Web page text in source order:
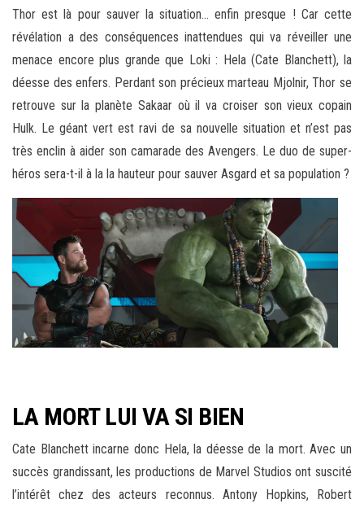
Thor est là pour sauver la situation… enfin presque ! Car cette
révélation a des conséquences inattendues qui va réveiller une
menace encore plus grande que Loki : Hela (Cate Blanchett), la
déesse des enfers. Perdant son précieux marteau Mjolnir, Thor se
retrouve sur la planète Sakaar où il va croiser son vieux copain
Hulk. Le géant vert est ravi de sa nouvelle situation et n’est pas
très enclin à aider son camarade des Avengers. Le duo de super-
héros sera-t-il à la la hauteur pour sauver Asgard et sa population ?
LA MORT LUI VA SI BIEN
Cate Blanchett incarne donc Hela, la déesse de la mort. Avec un
succès grandissant, les productions de Marvel Studios ont suscité
l’intérêt chez des acteurs reconnus. Antony Hopkins, Robert